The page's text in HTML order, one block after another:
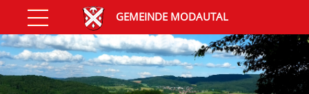
GEMEINDE MODAUTAL